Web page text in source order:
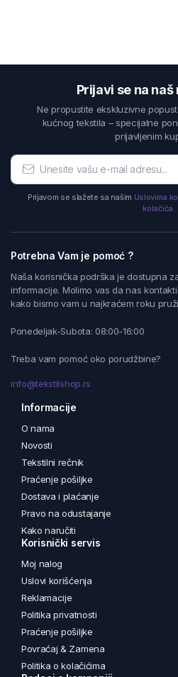
Prijavi se na
Ne propustite ekskluzivne
kućnog tekstila – specijalne
prijavljenim
Prijavom se slažete sa našim Uslovima
kolačića.
Potrebna Vam je pomoć ?
Naša korisnička podrška je dostupna
informacije. Molimo vas da nas
kako bismo vam u najkraćem roku
Ponedeljak-Subota: 08:00-16:00
Treba vam pomoć oko porudžbine?
info@tekstilshop.rs
Informacije
O nama
Novosti
Tekstilni rečnik
Praćenje pošiljke
Dostava i plaćanje
Pravo na odustajanje
Kako naručiti
Korisnički servis
Moj nalog
Uslovi korišćenja
Reklamacije
Politika privatnosti
Praćenje pošiljke
Povraćaj & Zamena
Politika o kolačićima